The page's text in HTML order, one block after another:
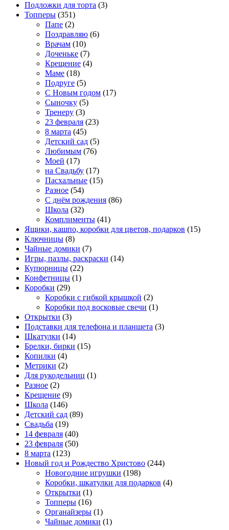
Подложки для торта (3)
Топперы (351)
Папе (2)
Поздравляю (6)
Врачам (10)
Доченьке (7)
Крещение (4)
Маме (18)
Подруге (5)
С Новым годом (17)
Сыночку (5)
Тренеру (3)
23 февраля (23)
8 марта (45)
Детский сад (5)
Любимым (76)
Моей (17)
на Свадьбу (17)
Пасхальные (15)
Разное (54)
С днём рождения (86)
Школа (32)
Комплименты (41)
Ящики, кашпо, коробки для цветов, подарков (15)
Ключницы (8)
Чайные домики (7)
Игры, пазлы, раскраски (14)
Купюрницы (22)
Конфетницы (1)
Коробки (29)
Коробки с гибкой крышкой (2)
Коробки под восковые свечи (1)
Открытки (3)
Подставки для телефона и планшета (3)
Шкатулки (14)
Брелки, бирки (15)
Копилки (4)
Метрики (2)
Для рукодельниц (1)
Разное (2)
Крещение (9)
Школа (146)
Детский сад (89)
Свадьба (19)
14 февраля (40)
23 февраля (50)
8 марта (123)
Новый год и Рождество Христово (244)
Новогодние игрушки (198)
Коробки, шкатулки для подарков (4)
Открытки (1)
Топперы (16)
Органайзеры (1)
Чайные домики (1)